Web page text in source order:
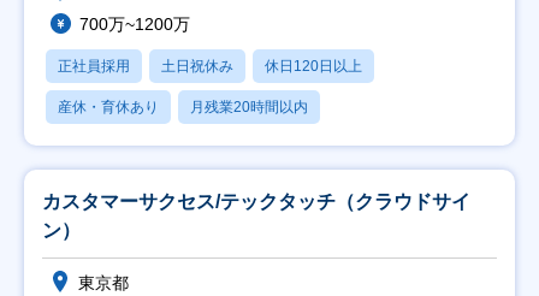
700万~1200万
正社員採用 土日祝休み 休日120日以上
産休・育休あり 月残業20時間以内
カスタマーサクセス/テックタッチ（クラウドサイ
ン）
東京都